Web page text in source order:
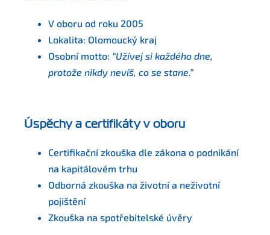
V oboru od roku 2005
Lokalita: Olomoucký kraj
Osobní motto: “Užívej si každého dne,
protože nikdy nevíš, co se stane.”
Úspěchy a certifikáty v oboru
Certifikační zkouška dle zákona o podnikání
na kapitálovém trhu
Odborná zkouška na životní a neživotní
pojištění
Zkouška na spotřebitelské úvěry